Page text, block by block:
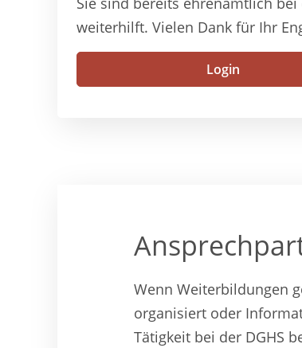
weiterhilft. Vielen Dank für Ihr
Login
Wenn Weiterbildungen
organisiert oder
Tätigkeit bei der DGHS